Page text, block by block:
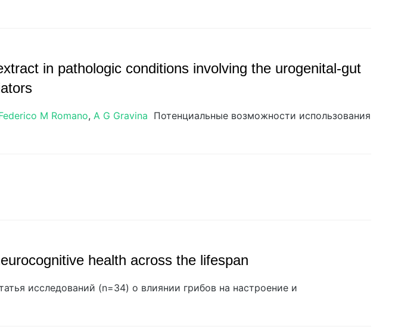
in pathologic conditions involving the urogenital-gut
M Romano, A G Gravina Потенциальные возможности использования
health across the lifespan
исследований (n=34) о влиянии грибов на настроение и